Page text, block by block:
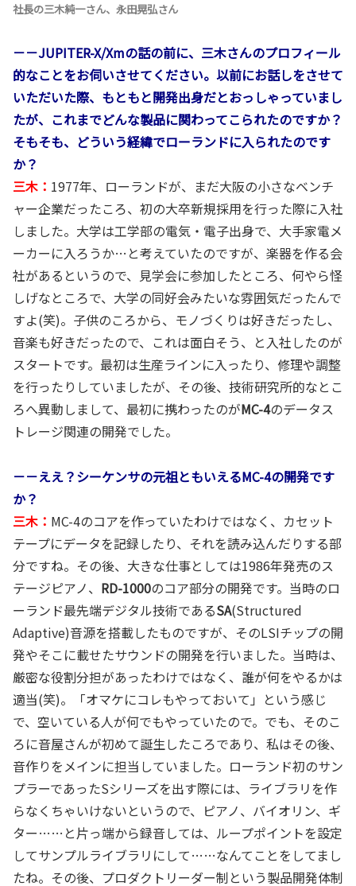
社長の三木純一さん、永田晃弘さん
－－JUPITER-X/Xmの話の前に、三木さんのプロフィール
的なことをお伺いさせてください。以前にお話しをさせて
いただいた際、もともと開発出身だとおっしゃっていまし
たが、これまでどんな製品に関わってこられたのですか？
そもそも、どういう経緯でローランドに入られたのです
か？
三木： 1977年、ローランドが、まだ大阪の小さなベンチ
ャー企業だったころ、初の大卒新規採用を行った際に入社
しました。大学は工学部の電気・電子出身で、大手家電メ
ーカーに入ろうか…と考えていたのですが、楽器を作る会
社があるというので、見学会に参加したところ、何やら怪
しげなところで、大学の同好会みたいな雰囲気だったんで
すよ(笑)。子供のころから、モノづくりは好きだったし、
音楽も好きだったので、これは面白そう、と入社したのが
スタートです。最初は生産ラインに入ったり、修理や調整
を行ったりしていましたが、その後、技術研究所的なとこ
ろへ異動しまして、最初に携わったのがMC-4のデータス
トレージ関連の開発でした。
－－ええ？シーケンサの元祖ともいえるMC-4の開発です
か？
三木： MC-4のコアを作っていたわけではなく、カセット
テープにデータを記録したり、それを読み込んだりする部
分ですね。その後、大きな仕事としては1986年発売のス
テージピアノ、 RD-1000のコア部分の開発です。当時のロ
ーランド最先端デジタル技術であるSA(Structured
Adaptive)音源を搭載したものですが、そのLSIチップの開
発やそこに載せたサウンドの開発を行いました。当時は、
厳密な役割分担があったわけではなく、誰が何をやるかは
適当(笑)。「オマケにコレもやっておいて」という感じ
で、空いている人が何でもやっていたので。でも、そのこ
ろに音屋さんが初めて誕生したころであり、私はその後、
音作りをメインに担当していました。ローランド初のサン
プラーであったSシリーズを出す際には、ライブラリを作
らなくちゃいけないというので、ピアノ、バイオリン、ギ
ター……と片っ端から録音しては、ループポイントを設定
してサンプルライブラリにして……なんてことをしてまし
たね。その後、プロダクトリーダー制という製品開発体制